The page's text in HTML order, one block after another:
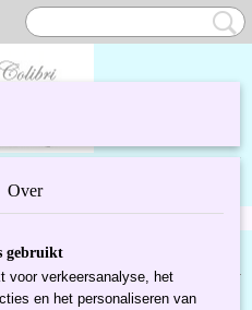
UW WINKELWAGEN
glas
Over
gebruikt
voor verkeersanalyse, het
en het personaliseren van